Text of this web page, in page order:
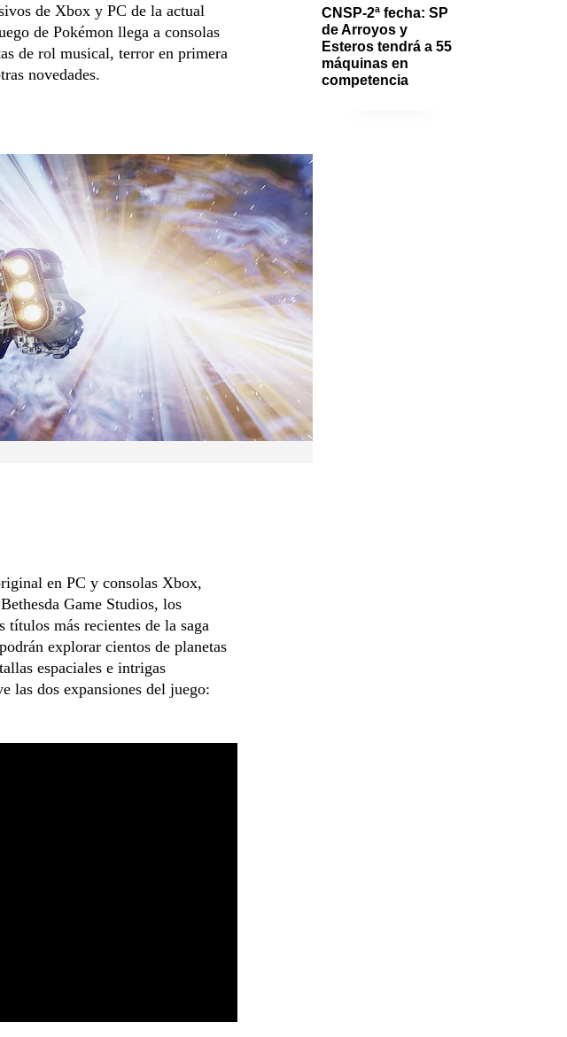
CNSP-2ª fecha: SP
de Arroyos y
Esteros tendrá a 55
máquinas en
competencia
de Xbox y PC de la actual
de Pokémon llega a consolas
de rol musical, terror en primera
novedades.
en PC y consolas Xbox,
Game Studios, los
títulos más recientes de la saga
explorar cientos de planetas
espaciales e intrigas
las dos expansiones del juego: